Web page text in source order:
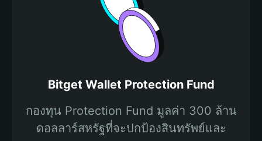
Bitget Wallet Protection Fund
กองทุน Protection Fund มูลค่า 300 ล้าน
ดอลลาร์สหรัฐที่จะปกป้องสินทรัพย์และ